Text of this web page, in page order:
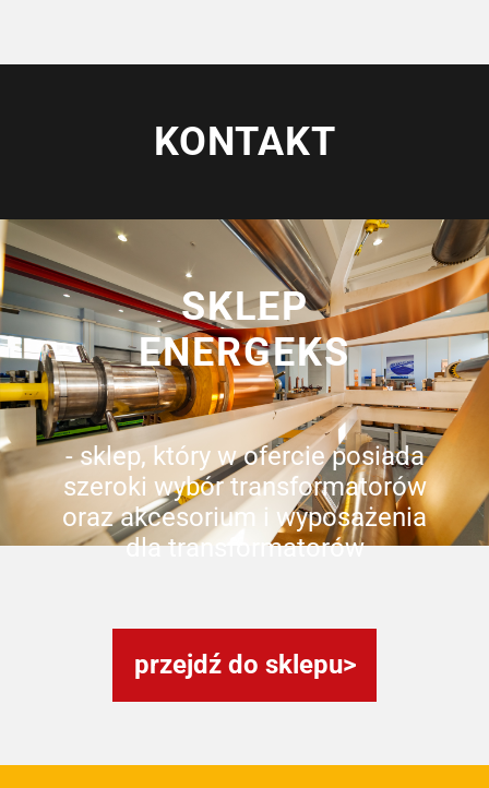
KONTAKT
SKLEP
ENERGEKS
- sklep, który w ofercie posiada
szeroki wybór transformatorów
oraz akcesorium i wyposażenia
dla transformatorów
przejdź do sklepu